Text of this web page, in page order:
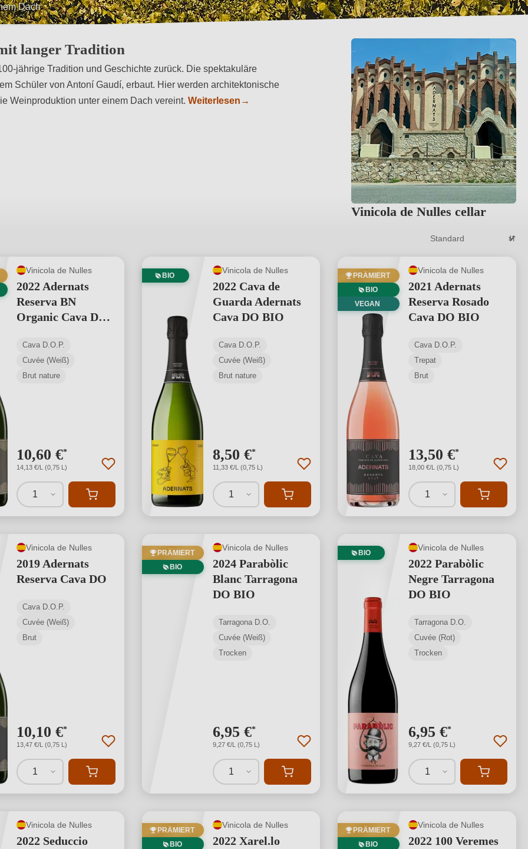
Dach
einem Schüler von Antoní Gaudí, erbaut
langer Tradition
jährige Tradition und Geschichte zurück. Die spektakuläre
Schüler von Antoní Gaudí, erbaut. Hier werden architektonische
Weinproduktion unter einem Dach vereint. Weiterlesen →
Vinicola de Nulles cellar
Vinicola de Nulles
2022 Adernats
Reserva BN
Organic Cava DO
Cava D.O.P.
Cuvée (Weiß)
Brut nature
10,60 €*
14,13 €/L (0,75 L)
1
BIO
Vinicola de Nulles
2022 Cava de
Guarda Adernats
Cava DO BIO
Cava D.O.P.
Cuvée (Weiß)
Brut nature
8,50 €*
11,33 €/L (0,75 L)
1
PRÄMIERT
BIO
VEGAN
Vinicola de Nulles
2021 Adernats
Reserva Rosado
Cava DO BIO
Cava D.O.P.
Trepat
Brut
13,50 €*
18,00 €/L (0,75 L)
1
Vinicola de Nulles
2019 Adernats
Reserva Cava DO
Cava D.O.P.
Cuvée (Weiß)
Brut
10,10 €*
13,47 €/L (0,75 L)
1
PRÄMIERT
BIO
Vinicola de Nulles
2024 Parabòlic
Blanc Tarragona
DO BIO
Tarragona D.O.
Cuvée (Weiß)
Trocken
6,95 €*
9,27 €/L (0,75 L)
1
BIO
Vinicola de Nulles
2022 Parabòlic
Negre Tarragona
DO BIO
Tarragona D.O.
Cuvée (Rot)
Trocken
6,95 €*
9,27 €/L (0,75 L)
1
Vinicola de Nulles
2022 Seduccio
PRÄMIERT
BIO
Vinicola de Nulles
2022 Xarel.lo
PRÄMIERT
BIO
Vinicola de Nulles
2022 100 Veremes